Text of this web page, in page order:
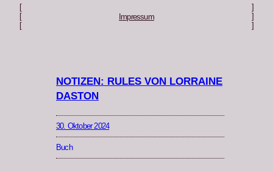
Impressum
NOTIZEN: RULES VON LORRAINE
DASTON
30. Oktober 2024
Buch